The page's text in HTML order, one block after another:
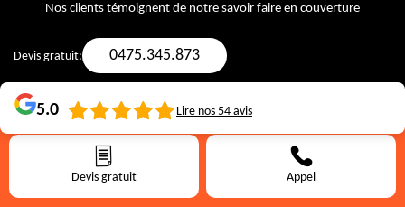
Devis gratuit Appel
Nos clients témoignent de notre savoir faire en couverture
Devis gratuit: 0475.345.873
L Meeus
Très bonne réactivité (le patron est venu dès le lendemain de la
5.0 Lire nos 54 avis